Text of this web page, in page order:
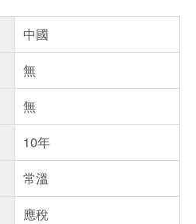
中國
無
無
10年
常溫
應稅